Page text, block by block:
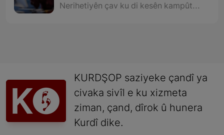
çav tê dayîn
Nerihetiyên çav ku di kesên kampûterê bikar tînin de ji 7 salî heta 70 salî, bi taybetî ji bo wan kesên ku kar dikin pirsgirêkeke ku pêşî lê nayê girtin ava dike
KURDŞOP saziyeke çandî ya
civaka sivîl e ku xizmeta
ziman, çand, dîrok û hunera
Kurdî dike.